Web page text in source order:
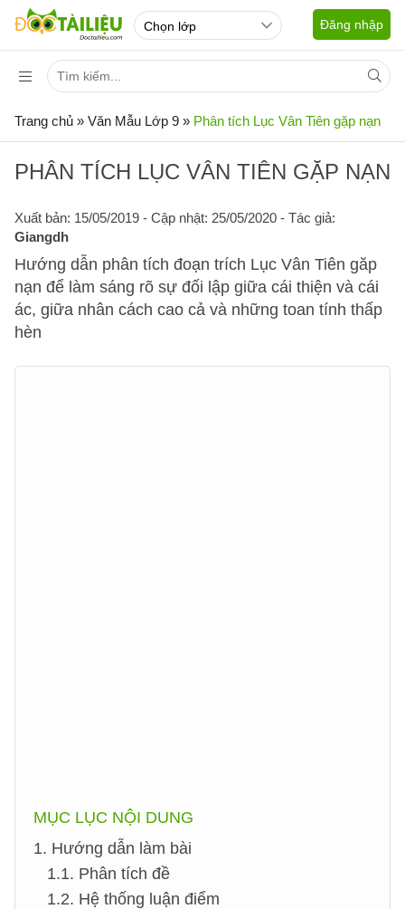
Đăng nhập
Trang chủ » Văn Mẫu Lớp 9 » Phân tích Lục Vân Tiên gặp nạn
PHÂN TÍCH LỤC VÂN TIÊN GẶP NẠN
Xuất bản: 15/05/2019 - Cập nhật: 25/05/2020 - Tác giả:
Giangdh
Hướng dẫn phân tích đoạn trích Lục Vân Tiên găp
nạn để làm sáng rõ sự đối lập giữa cái thiện và cái
ác, giữa nhân cách cao cả và những toan tính thấp
hèn
MỤC LỤC NỘI DUNG
1. Hướng dẫn làm bài
1.1. Phân tích đề
1.2. Hệ thống luận điểm